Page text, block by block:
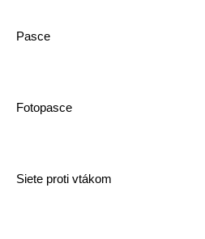
Pasce
Fotopasce
Siete proti vtákom